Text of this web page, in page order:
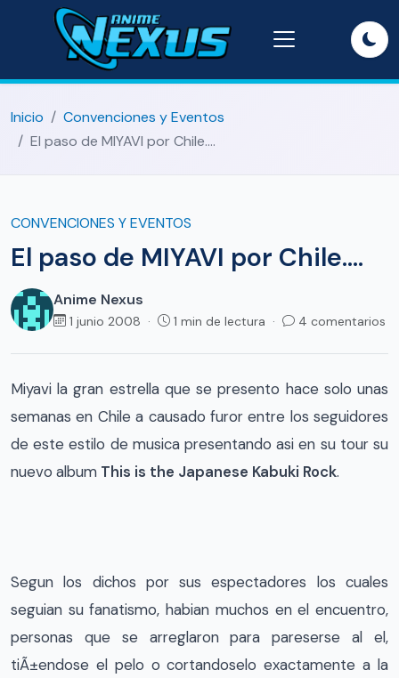
Inicio
Convenciones y Eventos
El paso de MIYAVI por Chile….
CONVENCIONES Y EVENTOS
El paso de MIYAVI por Chile….
Anime Nexus
1 junio 2008 · 1 min de lectura · 4 comentarios
Miyavi la gran estrella que se presento hace solo unas
semanas en Chile a causado furor entre los seguidores
de este estilo de musica presentando asi en su tour su
nuevo album This is the Japanese Kabuki Rock.
Segun los dichos por sus espectadores los cuales
seguian su fanatismo, habian muchos en el encuentro,
personas que se arreglaron para pareserse al el,
tiÃ±endose el pelo o cortandoselo exactamente a la